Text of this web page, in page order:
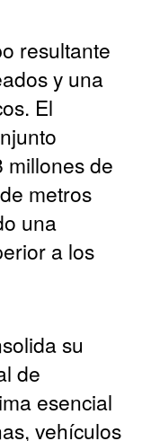
resultante
y una
El
millones de
metros
una
a los
su
de
esencial
vehículos